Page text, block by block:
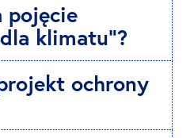
pojęcie
klimatu”?
ochrony